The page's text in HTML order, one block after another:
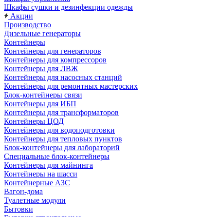
Шкафы сушки и дезинфекции одежды
Акции
Производство
Дизельные генераторы
Контейнеры
Контейнеры для генераторов
Контейнеры для компрессоров
Контейнеры для ЛВЖ
Контейнеры для насосных станций
Контейнеры для ремонтных мастерских
Блок-контейнеры связи
Контейнеры для ИБП
Контейнеры для трансформаторов
Контейнеры ЦОД
Контейнеры для водоподготовки
Контейнеры для тепловых пунктов
Блок-контейнеры для лабораторий
Специальные блок-контейнеры
Контейнеры для майнинга
Контейнеры на шасси
Контейнерные АЗС
Вагон-дома
Туалетные модули
Бытовки